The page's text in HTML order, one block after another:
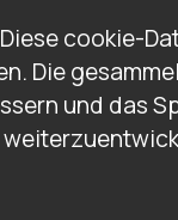
cookie-
Die
und das